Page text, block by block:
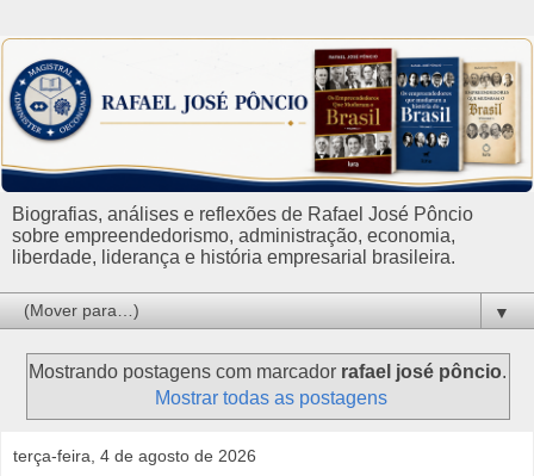
Biografias, análises e reflexões de Rafael José Pôncio
sobre empreendedorismo, administração, economia,
liberdade, liderança e história empresarial brasileira.
▼
Mostrando postagens com marcador rafael josé pôncio.
Mostrar todas as postagens
terça-feira, 4 de agosto de 2026